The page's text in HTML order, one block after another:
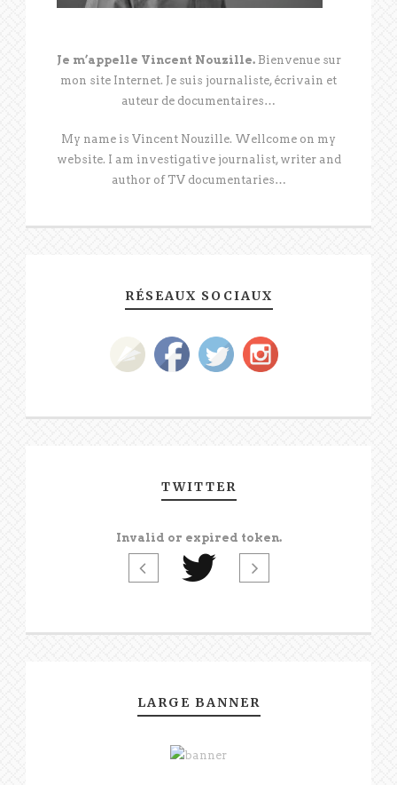
Je m’appelle Vincent Nouzille.Bienvenue sur
mon site Internet. Je suis journaliste, écrivain et
auteur de documentaires…
My name is Vincent Nouzille. Wellcome on my
website. I am investigative journalist, writer and
author of TV documentaries…
RÉSEAUX SOCIAUX
TWITTER
Invalid or expired token.
LARGE BANNER